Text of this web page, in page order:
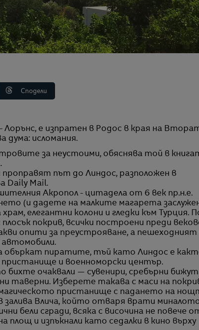
Сподели
дума: исломания.
за неустоими, обяснява той в
път до Линдос, разположен в
Daily Mail.
Акропол - цитадела от 6 век пр.н.е.
(и дадете на малките магарета
елегантни колони и гледки към Турция.
покрив, всички построени преди
опити за преустрояване, а пешеходният
объркат пиратите, тъй като Линдос е
пристанище и военноморски център.
бихте очаквали — сувенири, сребърни
таверни. Изберете такава с маси на
пристанище с падането на
залива Влича, който отваря врати
бели сгради, всяка с височина не повече
площ и изпъкнали като седалки в кино върху